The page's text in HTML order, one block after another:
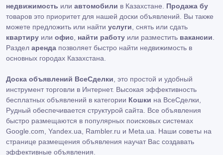
недвижимость или автомобили в Казахстане. Продажа бу
товаров это приоритет для нашей доски объявлений. Вы также
можете предложить или найти услуги , снять или сдать
квартиру или офис найти работу или разместить вакансии
Раздел аренда позволяет быстро найти недвижимость в
основных городах Казахстана.
Доска объявлений ВсеСделки , это простой и удобный
инструмент торговли в Интернет. Высокая эффективность
бесплатных объявлений в категории Кошки на ВсеСделки,
Рудный обеспечивается структурой сайта. Все объявления
быстро размещаются в популярных поисковых системах
Google.com, Yandex.ua, Rambler.ru и Meta.ua. Наши советы на
странице размещения объявления научат Вас создавать
эффективные объявления.